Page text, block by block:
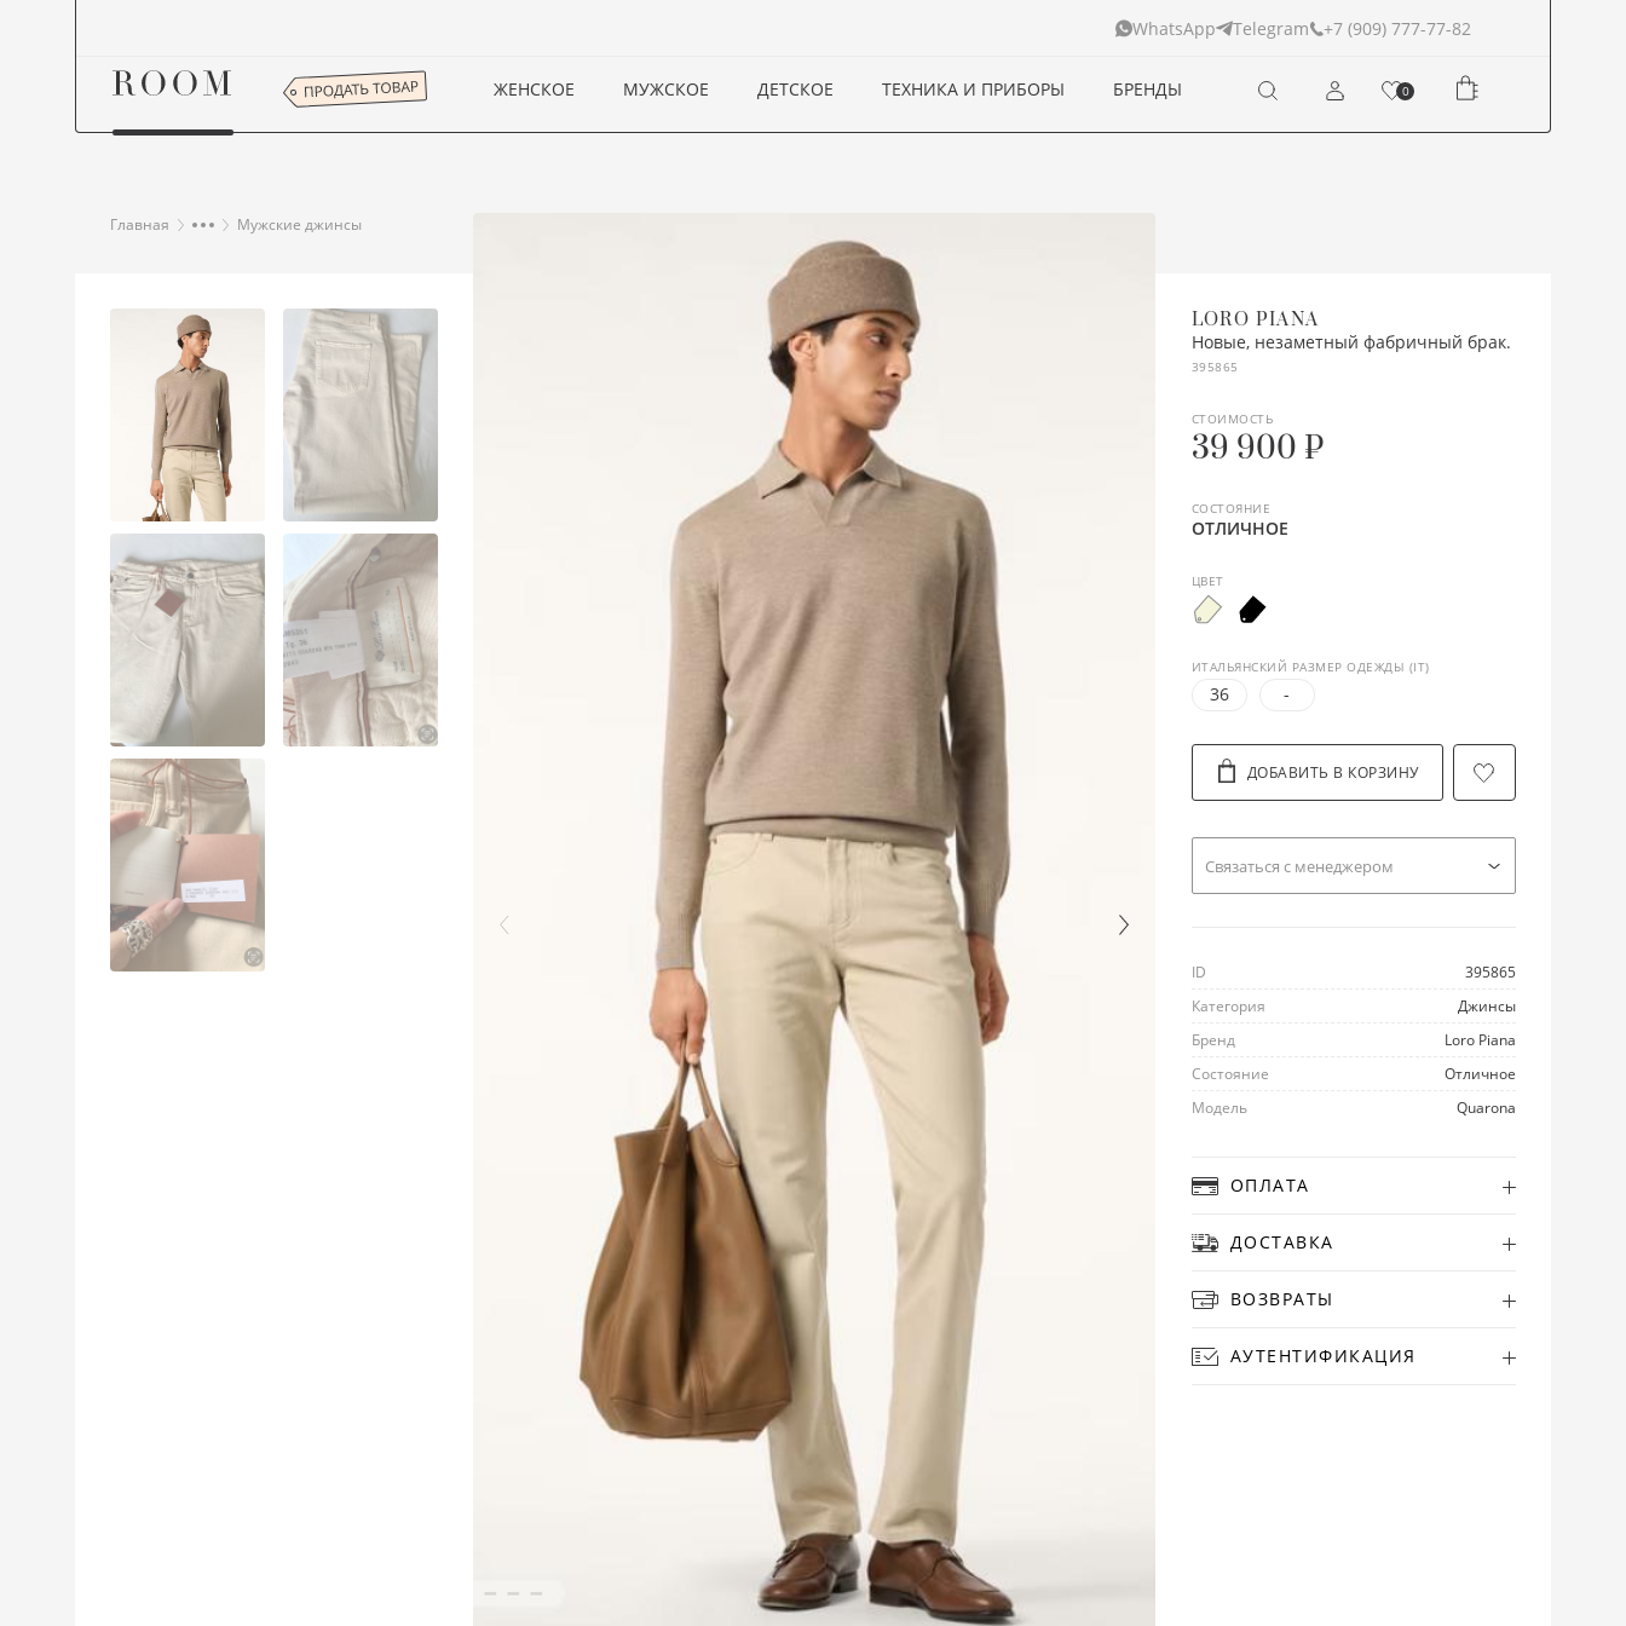
WhatsApp Telegram +7 (909) 777-77-82
ЖЕНСКОЕ МУЖСКОЕ ДЕТСКОЕ ТЕХНИКА И ПРИБОРЫ БРЕНДЫ 0
Главная Мужские джинсы
LORO PIANA
Новые, незаметный фабричный брак.
395865
СТОИМОСТЬ
39 900 ₽
СОСТОЯНИЕ
ОТЛИЧНОЕ
ЦВЕТ
ИТАЛЬЯНСКИЙ РАЗМЕР ОДЕЖДЫ (IT)
36 -
ДОБАВИТЬ В КОРЗИНУ
Cвязаться с менеджером
ID
395865
Категория
Джинсы
Бренд
Loro Piana
Состояние
Отличное
Модель
Quarona
ОПЛАТА
ДОСТАВКА
ВОЗВРАТЫ
АУТЕНТИФИКАЦИЯ